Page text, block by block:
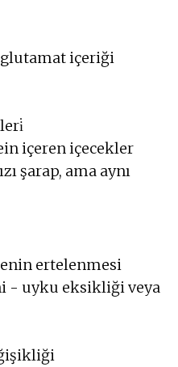
içeriği
içeren içecekler
şarap, ama aynı
ertelenmesi
- uyku eksikliği veya